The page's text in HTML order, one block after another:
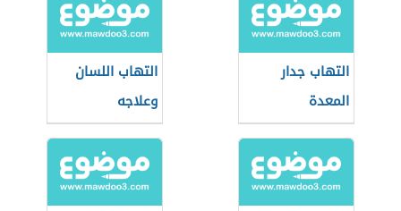
التهاب جدار
المعدة
التهاب اللسان
وعلاجه